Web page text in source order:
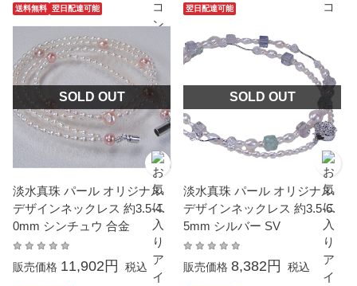
送料無料 翌日配達可能
SOLD OUT
淡水真珠 パール オリジナル
デザインネックレス 約3.5-4.
0mm シンチュウ 合金
販売価格 11,902円 税込
翌日配達可能
SOLD OUT
淡水真珠 パール オリジナル
デザインネックレス 約3.5-6.
5mm シルバー SV
販売価格 8,382円 税込